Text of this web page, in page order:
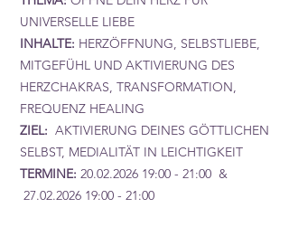
UNIVERSELLE LIEBE
INHALTE: HERZÖFFNUNG, SELBSTLIEBE,
MITGEFÜHL UND AKTIVIERUNG DES
HERZCHAKRAS, TRANSFORMATION,
FREQUENZ HEALING
ZIEL: AKTIVIERUNG DEINES GÖTTLICHEN
SELBST, MEDIALITÄT IN LEICHTIGKEIT
TERMINE: 20.02.2026 19:00 - 21:00 &
27.02.2026 19:00 - 21:00